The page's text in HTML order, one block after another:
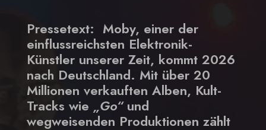
Pressetext: Moby, einer der
einflussreichsten Elektronik-
Künstler unserer Zeit, kommt 2026
nach Deutschland. Mit über 20
Millionen verkauften Alben, Kult-
Tracks wie „Go“und
wegweisenden Produktionen zählt